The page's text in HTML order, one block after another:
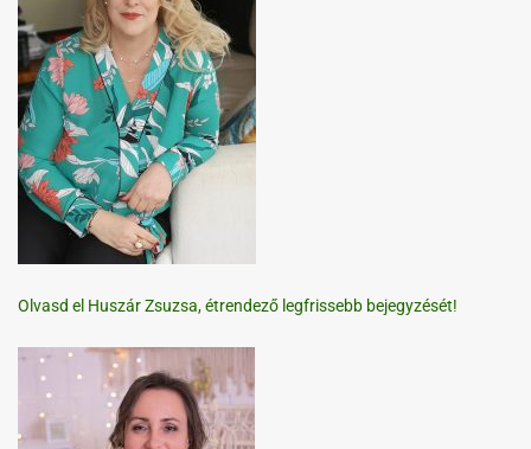
Olvasd el Huszár Zsuzsa, étrendező legfrissebb bejegyzését!